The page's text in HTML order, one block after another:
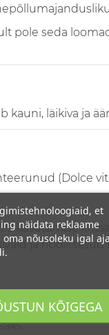
pole seda
kauni, läikiva ja
(Dolce
kasutamise
ja hoolitsetud
et
näidata reklaame
nõusoleku igal
KÕIGEGA